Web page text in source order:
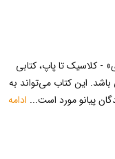
کلاسیک تا پاپ، کتابی
باشد. این کتاب می‌تواند به
پیانو مورد است... ادامه